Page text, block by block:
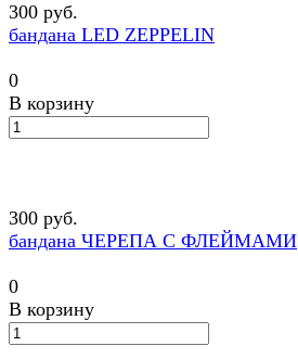
300 руб.
бандана LED ZEPPELIN
0
В корзину
300 руб.
бандана ЧЕРЕПА С ФЛЕЙМАМИ
0
В корзину